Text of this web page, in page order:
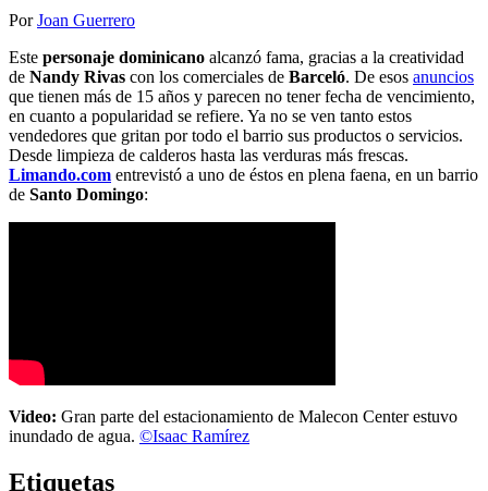
PorJoan Guerrero
Este personaje dominicano alcanzó fama, gracias a la creatividad
de Nandy Rivas con los comerciales de Barceló. De esos anuncios
que tienen más de 15 años y parecen no tener fecha de vencimiento,
en cuanto a popularidad se refiere. Ya no se ven tanto estos
vendedores que gritan por todo el barrio sus productos o servicios.
Desde limpieza de calderos hasta las verduras más frescas.
Limando.com entrevistó a uno de éstos en plena faena, en un barrio
de Santo Domingo:
Video: Gran parte del estacionamiento de Malecon Center estuvo
inundado de agua. ©Isaac Ramírez
Etiquetas